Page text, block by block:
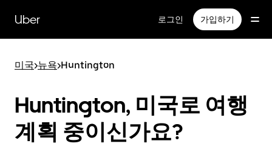
Uber 로그인 가입하기
미국>뉴욕>Huntington
Huntington, 미국로 여행
계획 중이신가요?